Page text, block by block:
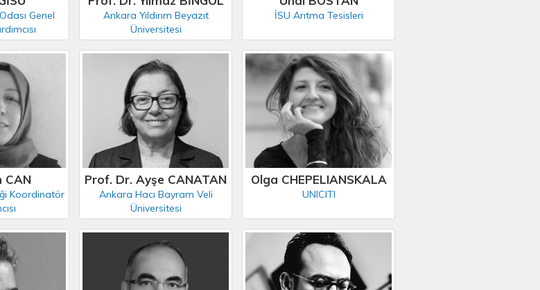
Genel
Ankara Yıldırım Beyazıt
Üniversitesi
İSU Arıtma Tesisleri
CAN
Koordinatör
Prof. Dr. Ayşe CANATAN
Ankara Hacı Bayram Veli
Üniversitesi
Olga CHEPELIANSKALA
UNICITI